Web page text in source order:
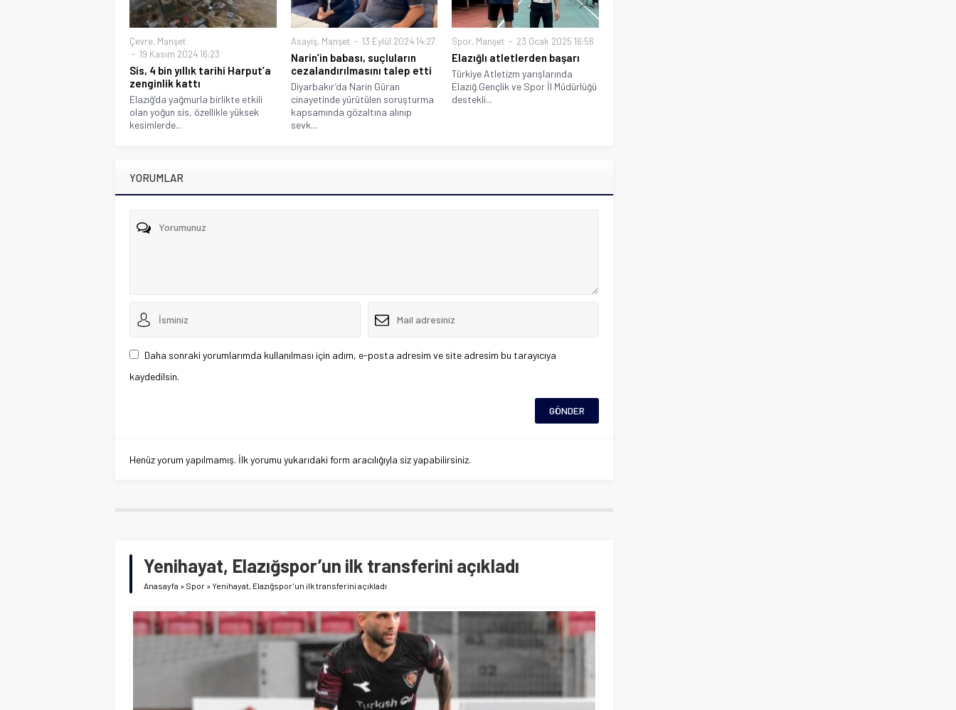
Çevre, Manşet
19 Kasım 2024 16:23
Sis, 4 bin yıllık tarihi Harput’a
zenginlik kattı
Elazığ’da yağmurla birlikte etkili
olan yoğun sis, özellikle yüksek
kesimlerde...
Asayiş, Manşet 13 Eylül 2024 14:27
Narin’in babası, suçluların
cezalandırılmasını talep etti
Diyarbakır’da Narin Güran
cinayetinde yürütülen soruşturma
kapsamında gözaltına alınıp
sevk...
Spor, Manşet 23 Ocak 2025 16:56
Elazığlı atletlerden başarı
Türkiye Atletizm yarışlarında
Elazığ Gençlik ve Spor İl Müdürlüğü
destekli...
YORUMLAR
Daha sonraki yorumlarımda kullanılması için adım, e-posta adresim ve site adresim bu tarayıcıya
kaydedilsin.
Henüz yorum yapılmamış. İlk yorumu yukarıdaki form aracılığıyla siz yapabilirsiniz.
Yenihayat, Elazığspor’un ilk transferini açıkladı
Anasayfa » Spor »Yenihayat, Elazığspor’un ilk transferini açıkladı